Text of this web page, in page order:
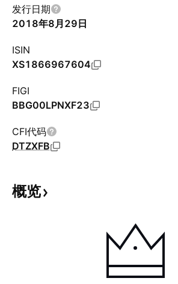
发行日期
2018年8月29日
ISIN
XS1866967604
FIGI
BBG00LPNXF23
CFI代码
DTZXFB
概览